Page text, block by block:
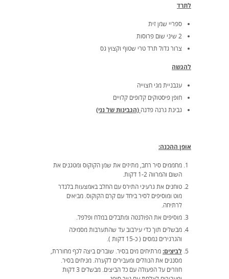
לתרד
ספריי שמן זית
2 שיני שום פרוסות
צרור גדול תרד טרי שטוף וקצוץ גס
להגשה
עגבניית מגי חצוייה
חופן פיסטוקים קלופים קלויים
גבינת גרנה פדנה (הגבינות של נני)
אופן ההכנה:
מחממים סיר רחב, מתיזים את שמן הקוקוס ומטגנים את
השום והמרווה 1-2 דקות.
טוחנים את גרעיני התירס עם החלב באמצעות בלנדר
מוט ומוסיפים לסיר ביחד עם קרם הקוקוס. מביאים
לרתיחה.
מוסיפים את הפולנטה ומתבלים במלח ופלפל.
מבשלים תוך כדי עירבוב עד שהתערבות מסמיכה
והגרגירים נמסים ( כ-15 דקות ).
לביצים:מרתיחים מים בסיר. שוברים ביצה לכף מחוררת,
מסננים את הנוזלים ומעבירים לקערה. מניחים בסיר.
חוזרים על הפעולה עם כל הביצים. מבשלים 3 דקות